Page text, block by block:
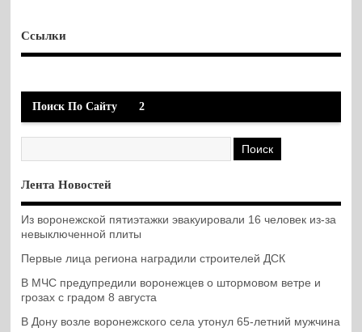
Ссылки
Поиск По Сайту 2
Лента Новостей
Из воронежской пятиэтажки эвакуировали 16 человек из-за
невыключенной плиты
Первые лица региона наградили строителей ДСК
В МЧС предупредили воронежцев о штормовом ветре и
грозах с градом 8 августа
В Дону возле воронежского села утонул 65-летний мужчина